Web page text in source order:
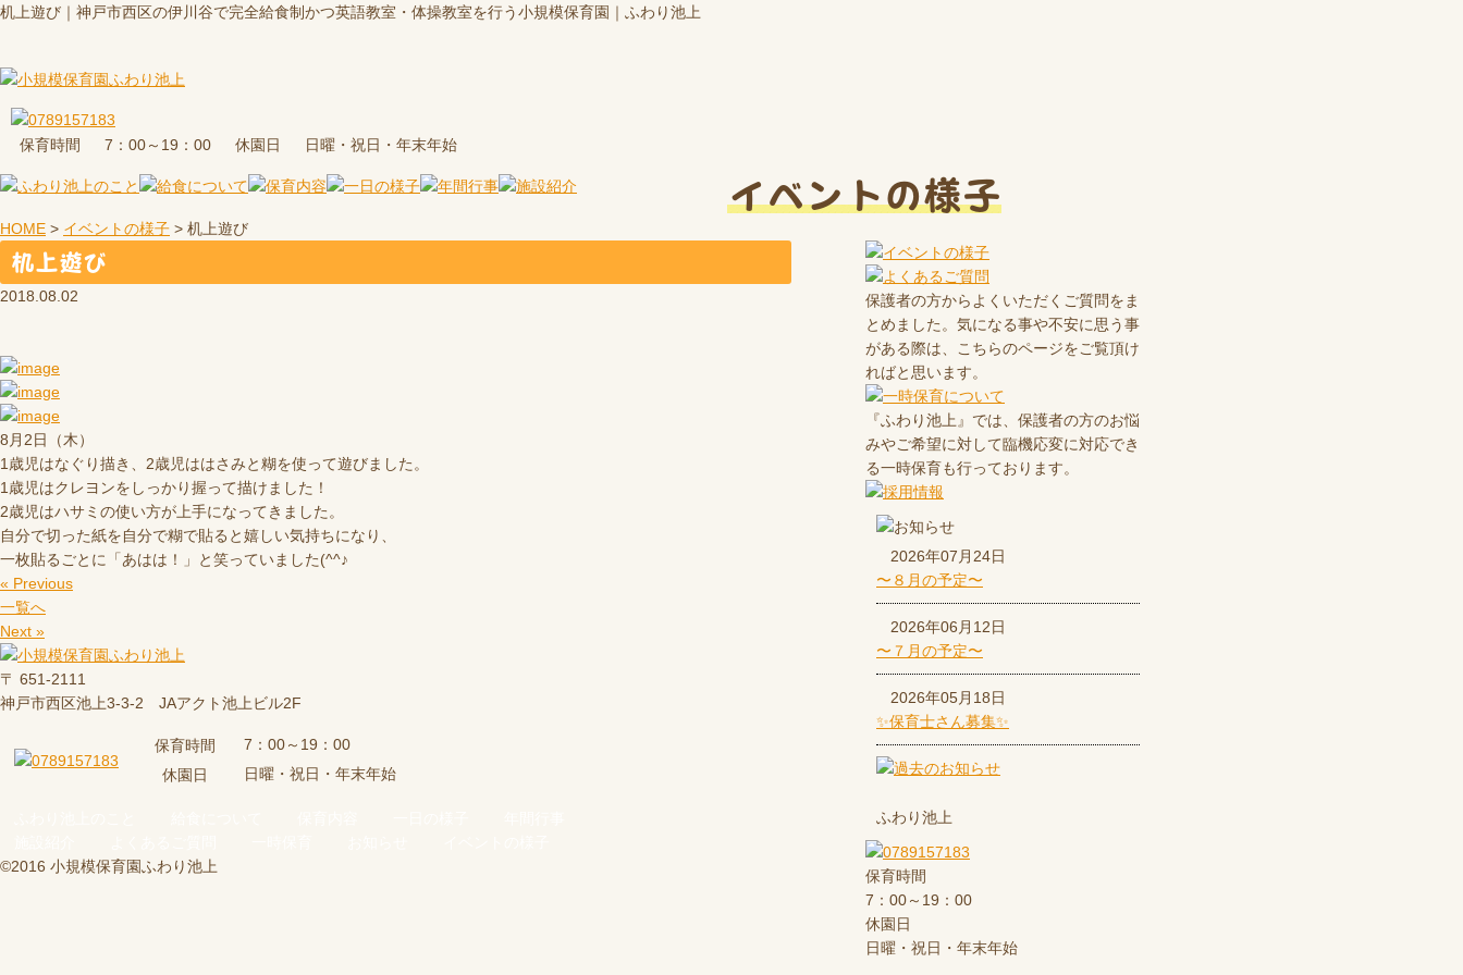
机上遊び｜神戸市西区の伊川谷で完全給食制かつ英語教室・体操教室を行う小規模保育園｜ふわり池上
保育時間 7：00～19：00 休園日 日曜・祝日・年末年始
イベントの様子
HOME > イベントの様子 > 机上遊び
机上遊び
2018.08.02
8月2日（木）
1歳児はなぐり描き、2歳児ははさみと糊を使って遊びました。
1歳児はクレヨンをしっかり握って描けました！
2歳児はハサミの使い方が上手になってきました。
自分で切った紙を自分で糊で貼ると嬉しい気持ちになり、
一枚貼るごとに「あはは！」と笑っていました(^^♪
« Previous
一覧へ
Next »
保護者の方からよくいただくご質問をま
とめました。気になる事や不安に思う事
がある際は、こちらのページをご覧頂け
ればと思います。
『ふわり池上』では、保護者の方のお悩
みやご希望に対して臨機応変に対応でき
る一時保育も行っております。
2026年07月24日
〜８月の予定〜
2026年06月12日
〜７月の予定〜
2026年05月18日
✨保育士さん募集✨
ふわり池上
保育時間
7：00～19：00
休園日
日曜・祝日・年末年始
〒 651-2111
神戸市西区池上3-3-2 JAアクト池上ビル2F
保育時間
7：00～19：00
休園日
日曜・祝日・年末年始
©2016 小規模保育園ふわり池上